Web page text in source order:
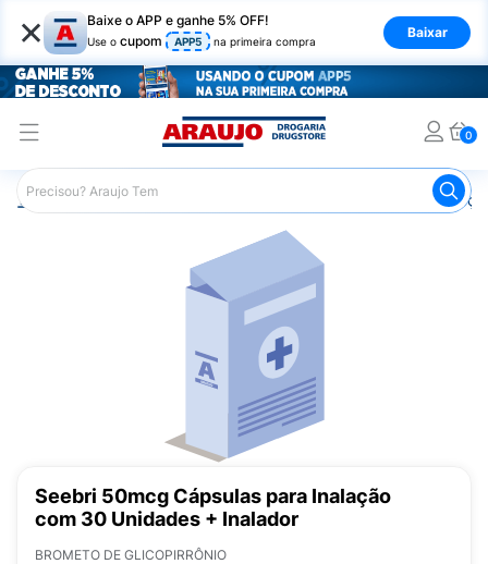
× Baixe o APP e ganhe 5% OFF!
Use o cupom APP5 na primeira compra
Baixar
0
Araujo Medicamentos Remédios para Alergias e
Seebri 50mcg Cápsulas para Inalação
com 30 Unidades + Inalador
BROMETO DE GLICOPIRRÔNIO